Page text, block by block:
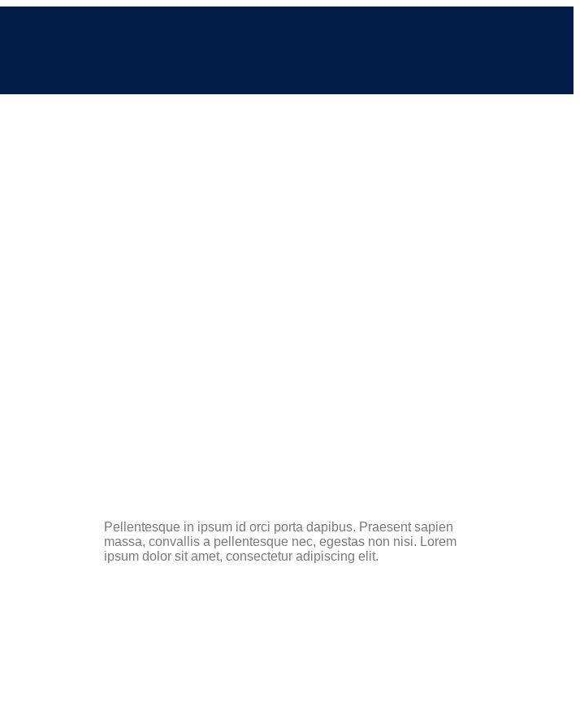
Pellentesque in ipsum id orci porta dapibus. Praesent sapien
massa, convallis a pellentesque nec, egestas non nisi. Lorem
ipsum dolor sit amet, consectetur adipiscing elit.